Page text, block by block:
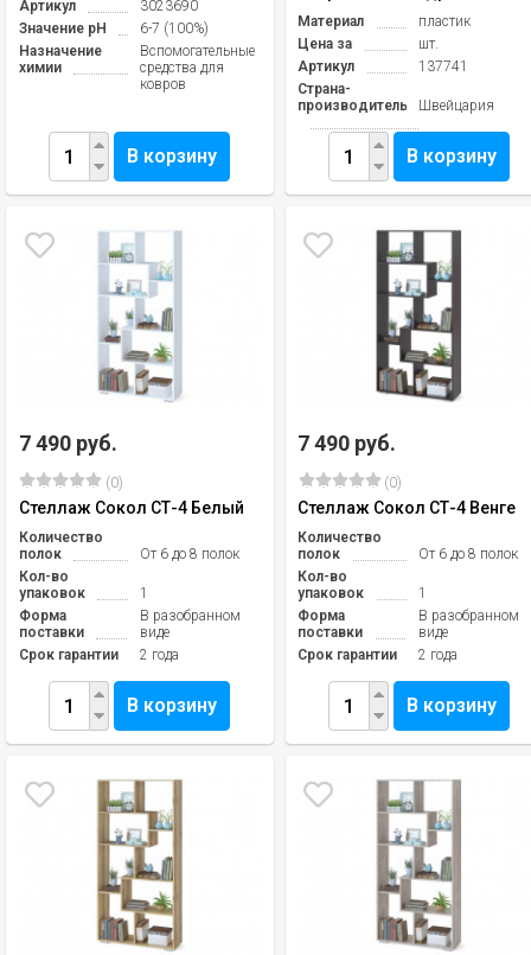
Артикул
3023690
Значение pH
6-7 (100%)
Назначение
химии
Вспомогательные
средства для
ковров
В корзину
Материал
пластик
Цена за
шт.
Артикул
137741
Страна-
производитель
Швейцария
В корзину
7 490 руб.
(0)
Стеллаж Сокол СТ-4 Белый
Количество
полок
От 6 до 8 полок
Кол-во
упаковок
1
Форма
поставки
В разобранном
виде
Срок гарантии
2 года
В корзину
7 490 руб.
(0)
Стеллаж Сокол СТ-4 Венге
Количество
полок
От 6 до 8 полок
Кол-во
упаковок
1
Форма
поставки
В разобранном
виде
Срок гарантии
2 года
В корзину